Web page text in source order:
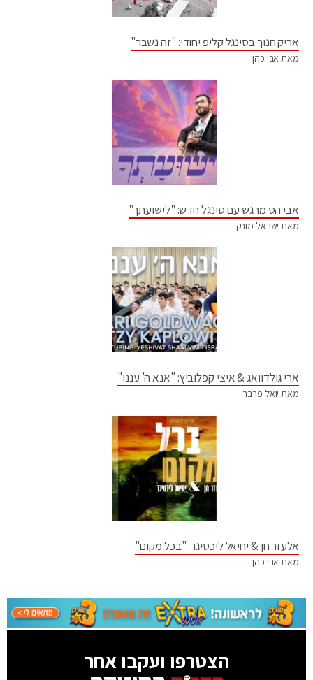
אריק חנוך בסינגל קליפ יחודי: "זה נשבר"
מאת אבי כהן
אבי הס מרגש עם סינגל חדש: "לישועתך"
מאת ישראל מונק
ארי גולדוואג & איצי קפלוביץ: "אנא ה' עננו"
מאת יואל פרבר
אלעזר חן & יחיאל ליכטיגר: "בכל מקום"
מאת אבי כהן
הצטרפו ועקבו אחר